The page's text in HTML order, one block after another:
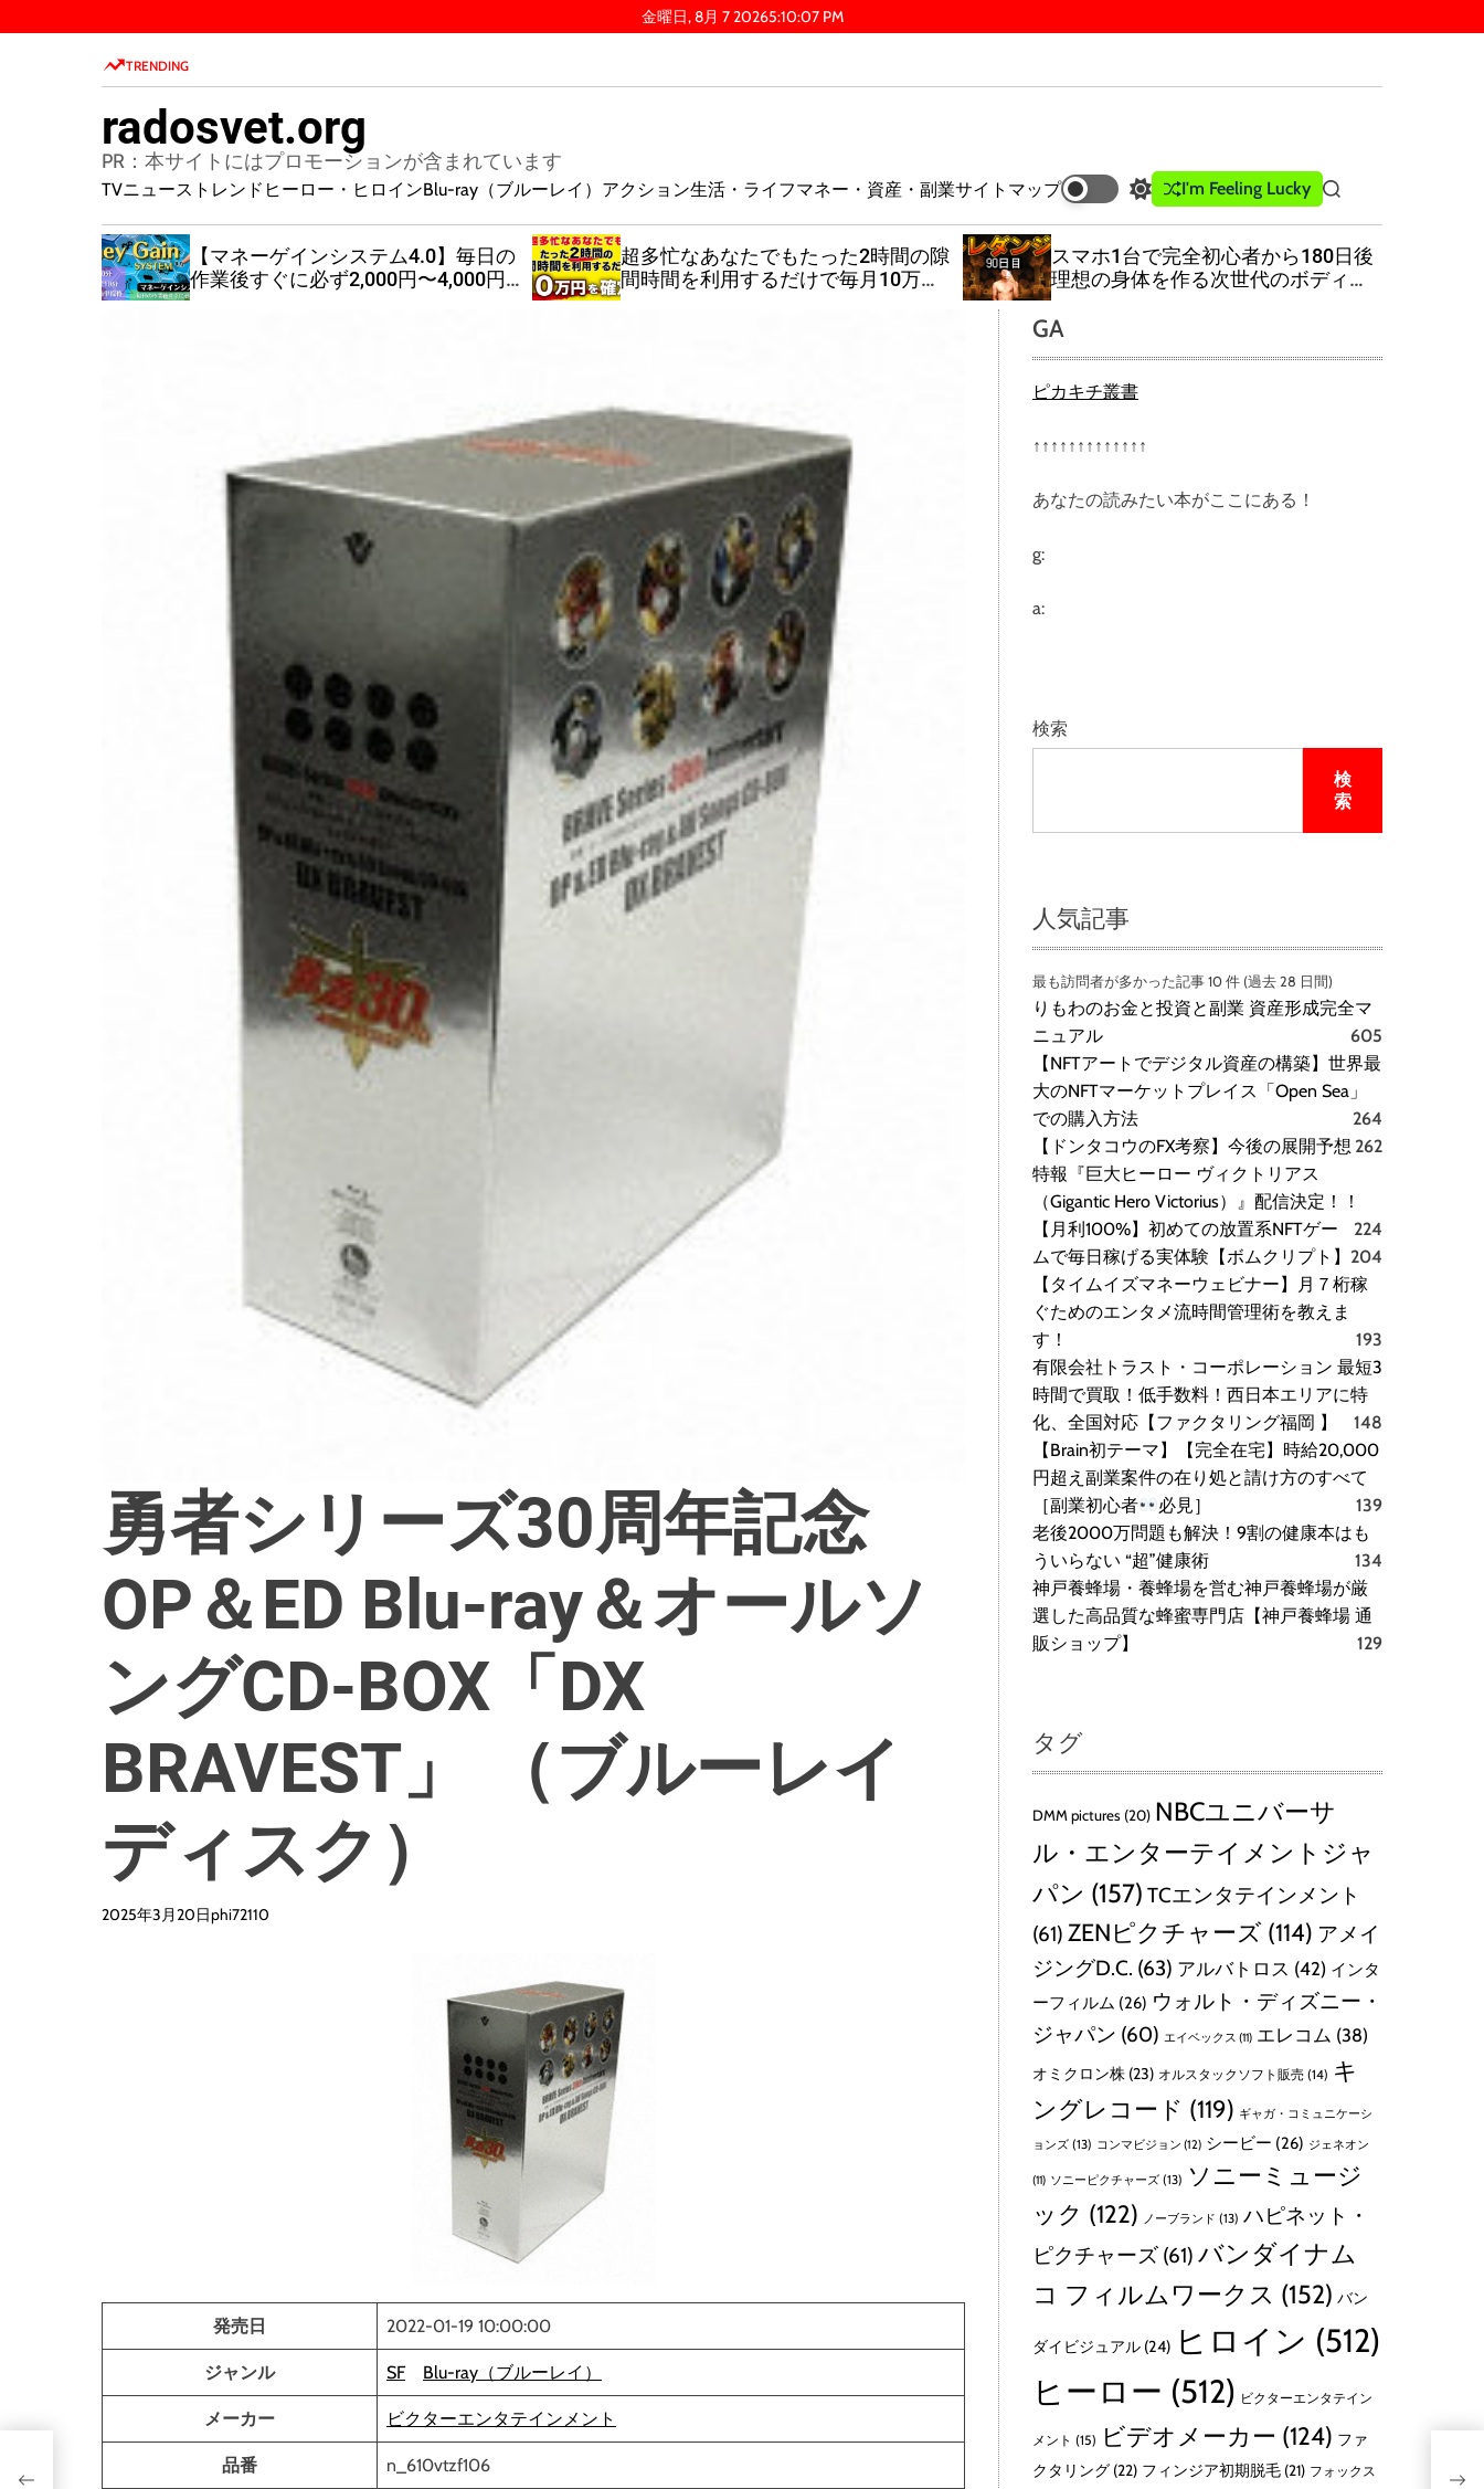
k
金曜日, 8月 7 20265:10:08 PM
TRENDING
radosvet.org
PR：本サイトにはプロモーションが含まれています
TVニューストレンド ヒーロー・ヒロインBlu-ray（ブルーレイ） アクション生活・ライフマネー・資産・副業サイトマップ
S
w
t
c
o
o
m
e
I'm Feeling Lucky
S
e
r
c
【マネーゲインシステム4.0】毎日の
作業後すぐに必ず2,000円〜4,000円
超多忙なあなたでもたった2時間の隙
間時間を利用するだけで毎月10万円
スマホ1台で完全初心者から180日後
理想の身体を作る次世代のボディー
勇者シリーズ30周年記念
OP＆ED Blu-ray＆オールソ
ングCD-BOX「DX
BRAVEST」 （ブルーレイ
ディスク）
2025年3月20日phi72110
発売日 2022-01-19 10:00:00
ジャンル SF Blu-ray（ブルーレイ）
メーカー ビクターエンタテインメント
品番 n_610vtzf106
GA
ピカキチ叢書
↑↑↑↑↑↑↑↑↑↑↑↑↑
あなたの読みたい本がここにある！
g:
a:
検索
検
索
人気記事
最も訪問者が多かった記事 10 件 (過去 28 日間)
りもわのお金と投資と副業 資産形成完全マ
ニュアル
605
【NFTアートでデジタル資産の構築】世界最
大のNFTマーケットプレイス「Open Sea」
での購入方法
264
【ドンタコウのFX考察】今後の展開予想 262
特報『巨大ヒーロー ヴィクトリアス
（Gigantic Hero Victorius）』配信決定！！
224
【月利100%】初めての放置系NFTゲー
ムで毎日稼げる実体験【ボムクリプト】 204
【タイムイズマネーウェビナー】月７桁稼
ぐためのエンタメ流時間管理術を教えま
す！
193
有限会社トラスト・コーポレーション 最短3
時間で買取！低手数料！西日本エリアに特
化、全国対応【ファクタリング福岡 】
148
【Brain初テーマ】【完全在宅】時給20,000
円超え副業案件の在り処と請け方のすべて
［副業初心者
必見］
139
老後2000万問題も解決！9割の健康本はも
ういらない “超”健康術
134
神戸養蜂場・養蜂場を営む神戸養蜂場が厳
選した高品質な蜂蜜専門店【神戸養蜂場 通
販ショップ】
129
タグ
DMM pictures (20) NBCユニバーサ
ル・エンターテイメントジャ
パン (157) TCエンタテインメント
(61) ZENピクチャーズ (114) アメイ
ジングD.C. (63) アルバトロス (42) インタ
ーフィルム (26) ウォルト・ディズニー・
ジャパン (60) エイベックス (11) エレコム (38)
オミクロン株 (23) オルスタックソフト販売 (14) キ
ングレコード (119) ギャガ・コミュニケーシ
ョンズ (13) コンマビジョン (12) シービー (26) ジェネオン
(11) ソニーピクチャーズ (13) ソニーミュージ
ック (122) ノーブランド (13) ハピネット・
ピクチャーズ (61) バンダイナム
コ フィルムワークス (152) バン
ダイビジュアル (24) ヒロイン (512)
ヒーロー (512) ビクターエンタテイン
メント (15) ビデオメーカー (124) ファ
クタリング (22) フィンジア初期脱毛 (21) フォックス
）
ィ